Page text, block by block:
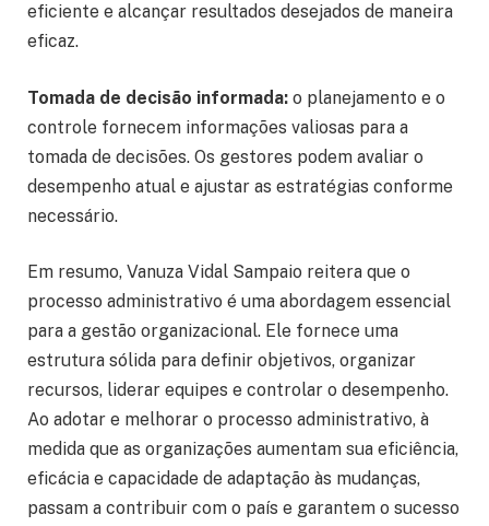
eficiente e alcançar resultados desejados de maneira
eficaz.
Tomada de decisão informada: o planejamento e o
controle fornecem informações valiosas para a
tomada de decisões. Os gestores podem avaliar o
desempenho atual e ajustar as estratégias conforme
necessário.
Em resumo, Vanuza Vidal Sampaio reitera que o
processo administrativo é uma abordagem essencial
para a gestão organizacional. Ele fornece uma
estrutura sólida para definir objetivos, organizar
recursos, liderar equipes e controlar o desempenho.
Ao adotar e melhorar o processo administrativo, à
medida que as organizações aumentam sua eficiência,
eficácia e capacidade de adaptação às mudanças,
passam a contribuir com o país e garantem o sucesso